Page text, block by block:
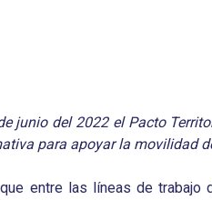
junio del 2022 el Pacto
para apoyar la movilidad
entre las líneas de